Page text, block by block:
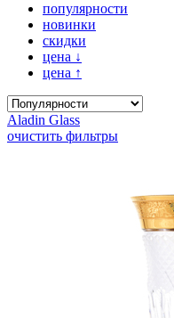
популярности
новинки
скидки
цена ↓
цена ↑
Aladin Glass
очистить фильтры